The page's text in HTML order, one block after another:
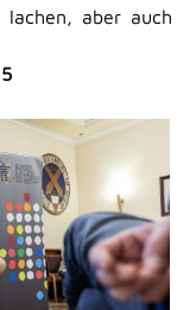
lachen, aber auch